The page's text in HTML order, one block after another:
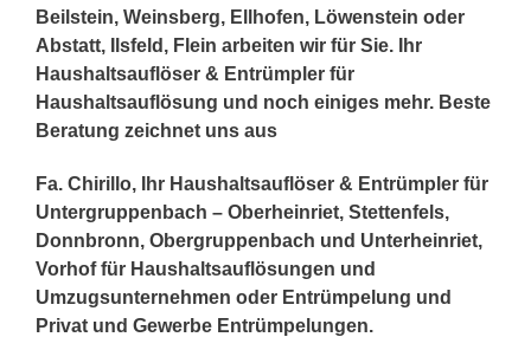
Beilstein, Weinsberg, Ellhofen, Löwenstein oder
Abstatt, Ilsfeld, Flein arbeiten wir für Sie. Ihr
Haushaltsauflöser & Entrümpler für
Haushaltsauflösung und noch einiges mehr. Beste
Beratung zeichnet uns aus
Fa. Chirillo, Ihr Haushaltsauflöser & Entrümpler für
Untergruppenbach – Oberheinriet, Stettenfels,
Donnbronn, Obergruppenbach und Unterheinriet,
Vorhof für Haushaltsauflösungen und
Umzugsunternehmen oder Entrümpelung und
Privat und Gewerbe Entrümpelungen.